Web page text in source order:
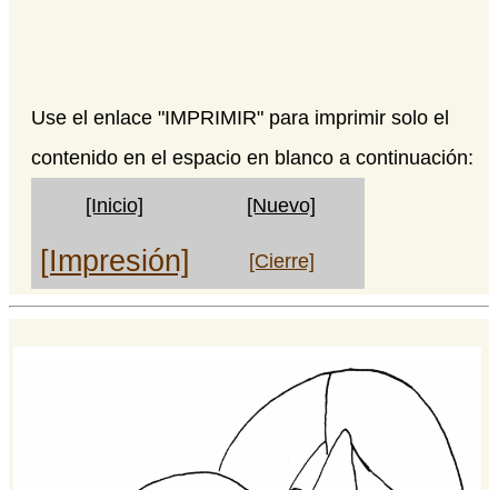
Use el enlace "IMPRIMIR" para imprimir solo el
contenido en el espacio en blanco a continuación:
[Inicio] [Nuevo]
[Impresión] [Cierre]